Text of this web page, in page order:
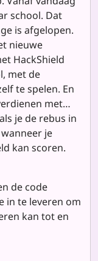
school. Dat
is afgelopen.
nieuwe
HackShield
met de
te spelen. En
met…
je de rebus in
je
kan scoren.
de code
in te leveren om
kan tot en